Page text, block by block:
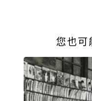
您也可